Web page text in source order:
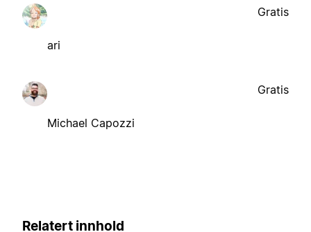
ari
Gratis
Michael Capozzi
Gratis
Relatert innhold